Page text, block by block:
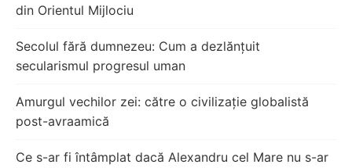
din Orientul Mijlociu
Secolul fără dumnezeu: Cum a dezlănțuit
secularismul progresul uman
Amurgul vechilor zei: către o civilizație globalistă
post-avraamică
Ce s-ar fi întâmplat dacă Alexandru cel Mare nu s-ar